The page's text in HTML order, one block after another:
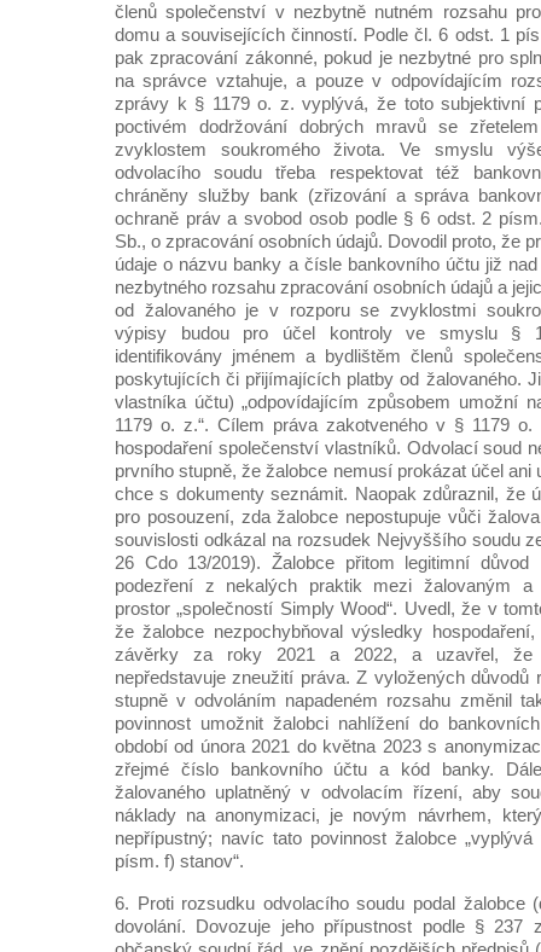
členů společenství v nezbytně nutném rozsahu
domu a souvisejících činností. Podle čl. 6 odst. 1
pak zpracování zákonné, pokud je nezbytné pro
na správce vztahuje, a pouze v odpovídajícím
zprávy k § 1179 o. z. vyplývá, že toto subjektivní
poctivém dodržování dobrých mravů se
zvyklostem soukromého života. Ve smyslu
odvolacího soudu třeba respektovat též
chráněny služby bank (zřizování a správa
ochraně práv a svobod osob podle § 6 odst. 2
Sb., o zpracování osobních údajů. Dovodil proto, že
údaje o názvu banky a čísle bankovního účtu již
nezbytného rozsahu zpracování osobních údajů a
od žalovaného je v rozporu se zvyklostmi
výpisy budou pro účel kontroly ve smyslu §
identifikovány jménem a bydlištěm členů
poskytujících či přijímajících platby od žalovaného.
vlastníka účtu) „odpovídajícím způsobem umožní
1179 o. z.“. Cílem práva zakotveného v § 1179
hospodaření společenství vlastníků. Odvolací soud
prvního stupně, že žalobce nemusí prokázat účel ani
chce s dokumenty seznámit. Naopak zdůraznil, že
pro posouzení, zda žalobce nepostupuje vůči
souvislosti odkázal na rozsudek Nejvyššího soudu
26 Cdo 13/2019). Žalobce přitom legitimní
podezření z nekalých praktik mezi žalovaným a
prostor „společností Simply Wood“. Uvedl, že v
že žalobce nezpochybňoval výsledky
závěrky za roky 2021 a 2022, a uzavřel, že
nepředstavuje zneužití práva. Z vyložených důvodů
stupně v odvoláním napadeném rozsahu změnil
povinnost umožnit žalobci nahlížení do
období od února 2021 do května 2023 s
zřejmé číslo bankovního účtu a kód banky.
žalovaného uplatněný v odvolacím řízení, aby
náklady na anonymizaci, je novým návrhem,
nepřípustný; navíc tato povinnost žalobce
písm. f) stanov“.
6. Proti rozsudku odvolacího soudu podal žalobce
dovolání. Dovozuje jeho přípustnost podle § 237